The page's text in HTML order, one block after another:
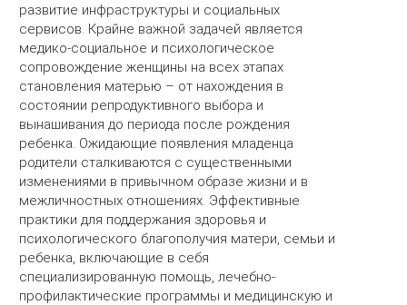
развитие инфраструктуры и социальных
сервисов. Крайне важной задачей является
медико-социальное и психологическое
сопровождение женщины на всех этапах
становления матерью – от нахождения в
состоянии репродуктивного выбора и
вынашивания до периода после рождения
ребенка. Ожидающие появления младенца
родители сталкиваются с существенными
изменениями в привычном образе жизни и в
межличностных отношениях. Эффективные
практики для поддержания здоровья и
психологического благополучия матери, семьи и
ребенка, включающие в себя
специализированную помощь, лечебно-
профилактические программы и медицинскую и